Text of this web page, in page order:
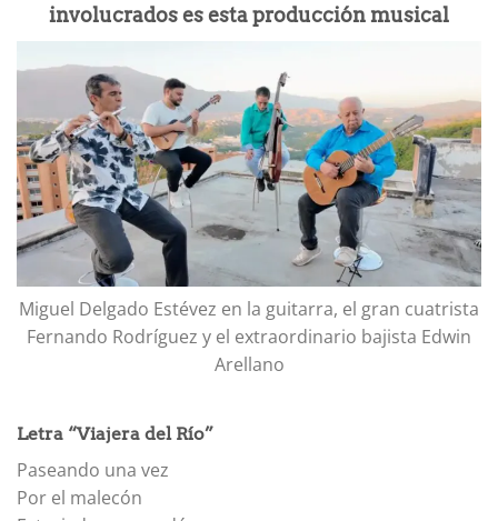
involucrados es esta producción musical
Miguel Delgado Estévez en la guitarra, el gran cuatrista
Fernando Rodríguez y el extraordinario bajista Edwin
Arellano
Letra “Viajera del Río”
Paseando una vez
Por el malecón